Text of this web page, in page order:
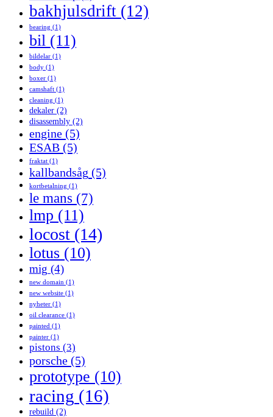
bakhjulsdrift (12)
bearing (1)
bil (11)
bildelar (1)
body (1)
boxer (1)
camshaft (1)
cleaning (1)
dekaler (2)
disassembly (2)
engine (5)
ESAB (5)
fraktat (1)
kallbandsåg (5)
kortbetalning (1)
le mans (7)
lmp (11)
locost (14)
lotus (10)
mig (4)
new domain (1)
new website (1)
nyheter (1)
oil clearance (1)
painted (1)
painter (1)
pistons (3)
porsche (5)
prototype (10)
racing (16)
rebuild (2)